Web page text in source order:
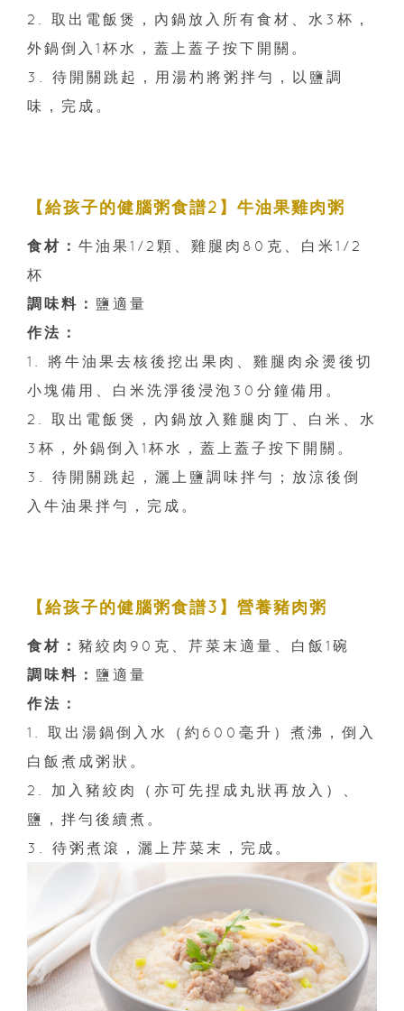
2. 取出電飯煲，內鍋放入所有食材、水3杯，
外鍋倒入1杯水，蓋上蓋子按下開關。
3. 待開關跳起，用湯杓將粥拌勻，以鹽調
味，完成。
【給孩子的健腦粥食譜2】牛油果雞肉粥
食材： 牛油果1/2顆、雞腿肉80克、白米1/2
杯
調味料： 鹽適量
作法：
1. 將牛油果去核後挖出果肉、雞腿肉汆燙後切
小塊備用、白米洗淨後浸泡30分鐘備用。
2. 取出電飯煲，內鍋放入雞腿肉丁、白米、水
3杯，外鍋倒入1杯水，蓋上蓋子按下開關。
3. 待開關跳起，灑上鹽調味拌勻；放涼後倒
入牛油果拌勻，完成。
【給孩子的健腦粥食譜3】營養豬肉粥
食材： 豬絞肉90克、芹菜末適量、白飯1碗
調味料： 鹽適量
作法：
1. 取出湯鍋倒入水（約600毫升）煮沸，倒入
白飯煮成粥狀。
2. 加入豬絞肉（亦可先捏成丸狀再放入）、
鹽，拌勻後續煮。
3. 待粥煮滾，灑上芹菜末，完成。